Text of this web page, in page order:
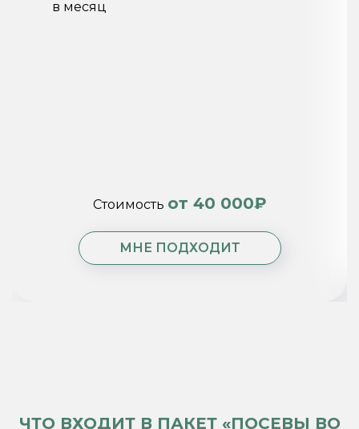
ЧТО ВХОДИТ В ПАКЕТ «ПОСЕВЫ ВО
в месяц
Стоимость от 40 000₽
МНЕ ПОДХОДИТ